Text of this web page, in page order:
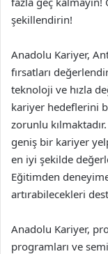
şekillendirin!
Anadolu Kariyer,
fırsatları
teknoloji ve hızla
kariyer hedeflerini
zorunlu
geniş bir kariyer
en iyi şekilde
Eğitimden
artırabilecekleri
Anadolu Kariyer,
programları ve